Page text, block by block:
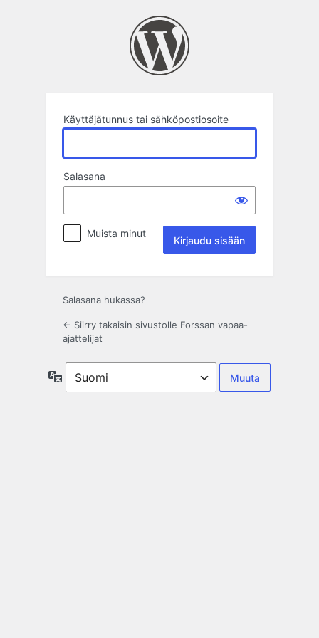
Käyttäjätunnus tai sähköpostiosoite
Salasana
Muista minut
Salasana hukassa?
← Siirry takaisin sivustolle Forssan vapaa-
ajattelijat
Kieli